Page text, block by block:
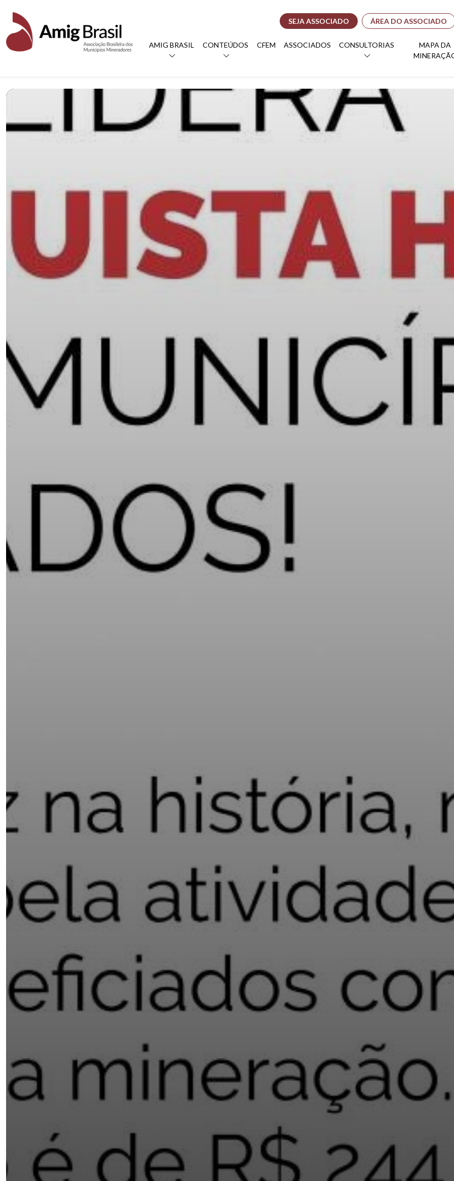
SEJA ASSOCIADO ÁREA DO ASSOCIADO
AMIG BRASIL CONTEÚDOS CFEM ASSOCIADOS CONSULTORIAS
MAPA DA